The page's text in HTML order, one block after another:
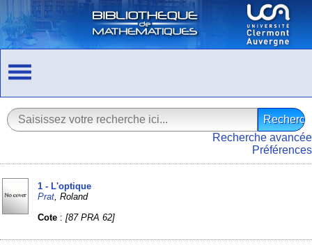
Recherche avancée
Préférences
1 - L'optique
Prat , Roland
Cote :[87 PRA 62]